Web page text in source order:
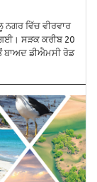
ਸੜਕ ਕਰੀਬ 20
ਡੀਐਮਸੀ ਰੋਡ